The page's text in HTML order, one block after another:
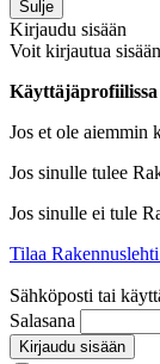
Sulje
Kirjaudu sisään
Voit kirjautua
Käyttäjäprofiilissa
Jos et ole aiemmin
Jos sinulle tulee
Jos sinulle ei tule
Tilaa Rakennuslehti
Sähköposti tai
Salasana
Kirjaudu sisään